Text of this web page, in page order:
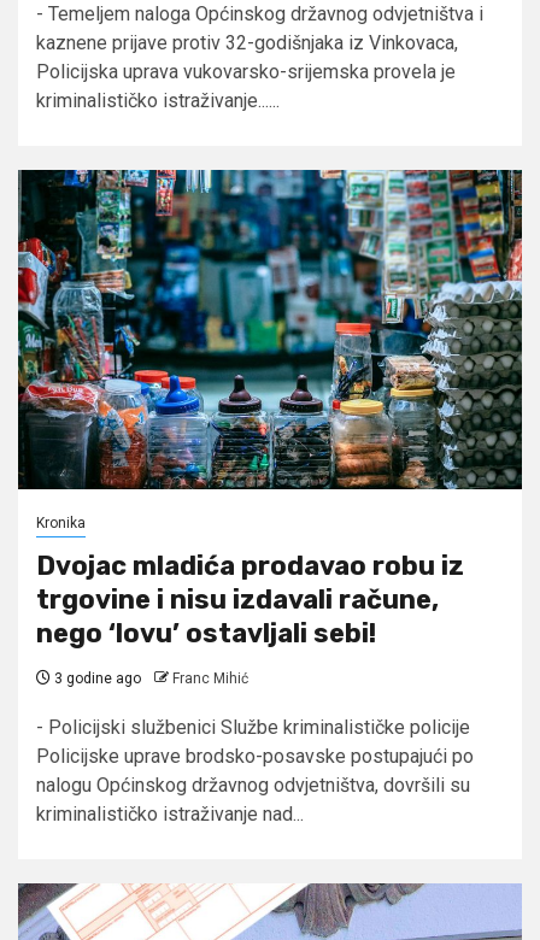
- Temeljem naloga Općinskog državnog odvjetništva i
kaznene prijave protiv 32-godišnjaka iz Vinkovaca,
Policijska uprava vukovarsko-srijemska provela je
kriminalističko istraživanje......
Kronika
Dvojac mladića prodavao robu iz
trgovine i nisu izdavali račune,
nego ‘lovu’ ostavljali sebi!
3 godine ago Franc Mihić
- Policijski službenici Službe kriminalističke policije
Policijske uprave brodsko-posavske postupajući po
nalogu Općinskog državnog odvjetništva, dovršili su
kriminalističko istraživanje nad...